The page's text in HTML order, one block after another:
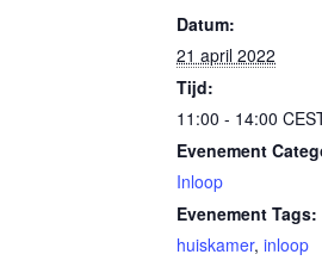
Datum:
21 april 2022
Tijd:
11:00 - 14:00
Evenement
Inloop
Evenement Tags:
huiskamer, inloop